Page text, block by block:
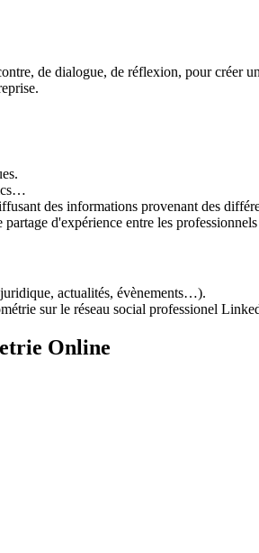
de dialogue, de réflexion, pour créer
des informations provenant des
d'expérience entre les
actualités, évènements…).
sur le réseau social professionel
Online